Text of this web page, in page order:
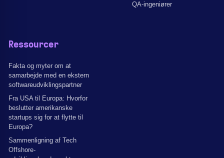
QA-ingeniører
Ressourcer
Fakta og myter om at
samarbejde med en ekstern
softwareudviklingspartner
Fra USA til Europa: Hvorfor
beslutter amerikanske
startups sig for at flytte til
Europa?
Sammenligning af Tech
Offshore-